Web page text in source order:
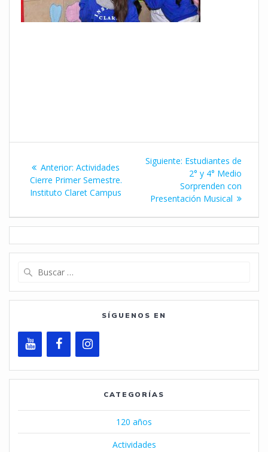
de
entradas
Anterior: Entrada
anterior:
Actividades
Cierre Primer Semestre.
Instituto Claret Campus
Siguiente: Siguiente
entrada:
Estudiantes de
2° y 4° Medio
Sorprenden con
Presentación Musical
SÍGUENOS EN
CATEGORÍAS
120 años
Actividades